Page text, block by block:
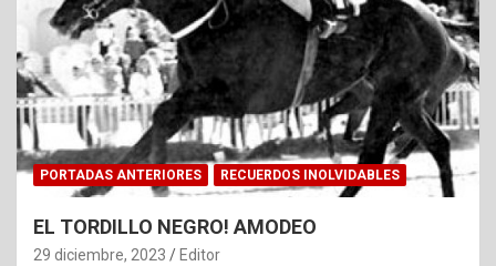
PORTADAS ANTERIORES RECUERDOS INOLVIDABLES
EL TORDILLO NEGRO! AMODEO
29 diciembre, 2023 Editor